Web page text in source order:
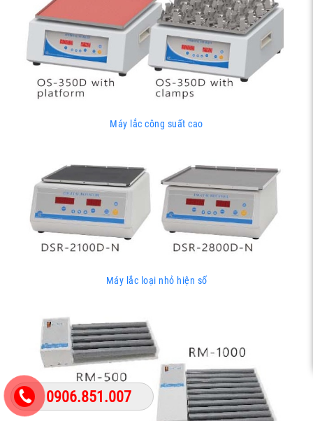
Máy lắc công suất cao
Máy lắc loại nhỏ hiện số
0906.851.007